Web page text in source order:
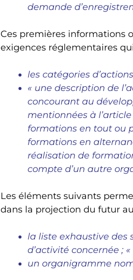
demande
Ces premières informations
exigences réglementaires
les catégories
« une description de
concourant au
mentionnées à
formations en tout ou
formations en
réalisation de
compte d’un autre
Les éléments suivants
dans la projection du futur
la liste exhaustive des
d’activité concernée ; «
un organigramme